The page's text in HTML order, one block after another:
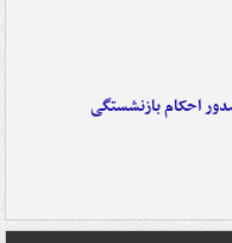
احکام بازنشستگی